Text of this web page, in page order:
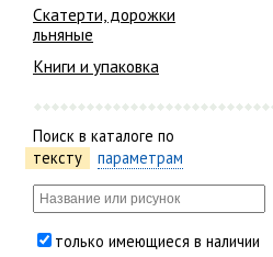
Скатерти, дорожки
льняные
Книги и упаковка
Поиск в каталоге по
тексту
параметрам
только имеющиеся в наличии